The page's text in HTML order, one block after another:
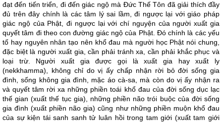
đạt đến tiến triển, đi đến giác ngộ mà Đức Thế Tôn đã giải thích đầy
đủ trên đây chính là các tâm lý sai lầm, đi ngược lại với giáo pháp
giác ngộ của Phật, đi ngược lại với chí nguyện của người xuất gia
quyết tâm đi theo con đường giác ngộ của Phật. Đó chính là các yếu
tố hay nguyên nhân tạo nên khổ đau mà người học Phật nói chung,
đặc biệt là người xuất gia, cần phải tránh xa, cần phải khắc phục và
loại trừ. Người xuất gia được gọi là xuất gia hay xuất ly
(nekkhamma), không chỉ do vị ấy chấp nhận rời bỏ đời sống gia
đình, sống không gia đình, mặc áo cà-sa, mà còn do vị ấy nhận ra
và quyết tâm rời xa những phiền toái khổ đau của đời sống dục lạc
thế gian (xuất thế tục gia), những phiền não trói buộc của đời sống
gia đình (xuất phiền não gia) cũng như những phiền muộn khổ đau
của sự kiện tái sanh sanh tử luân hồi trong tam giới (xuất tam giới